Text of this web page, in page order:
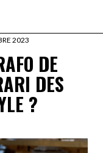
2023
DE
DES
?